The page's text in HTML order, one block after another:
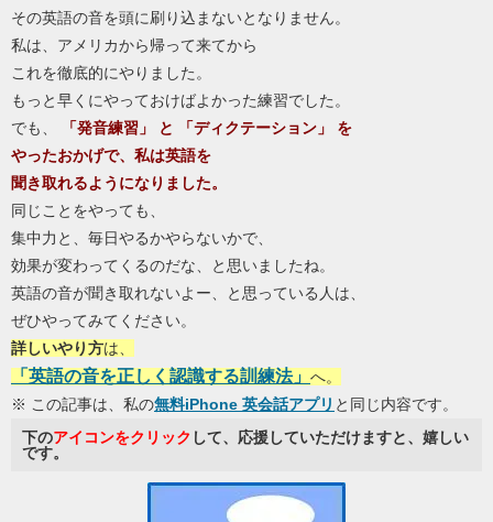
その英語の音を頭に刷り込まないとなりません。
私は、アメリカから帰って来てから
これを徹底的にやりました。
もっと早くにやっておけばよかった練習でした。
でも、
「発音練習」 と 「ディクテーション」 を
やったおかげで、 私は英語を
聞き取れるようになりました。
同じことをやっても、
集中力と、毎日やるかやらないかで、
効果が変わってくるのだな、と思いましたね。
英語の音が聞き取れないよー、と思っている人は、
ぜひやってみてください。
詳しいやり方は、
「英語の音を正しく認識する訓練法」 へ。
※ この記事は、私の無料iPhone 英会話アプリ と同じ内容です。
下のアイコンをクリック して、応援していただけますと、嬉しい
です。